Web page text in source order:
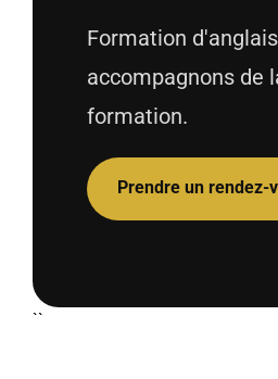
Formation
accompagnons de
formation.
Prendre un rendez-
``